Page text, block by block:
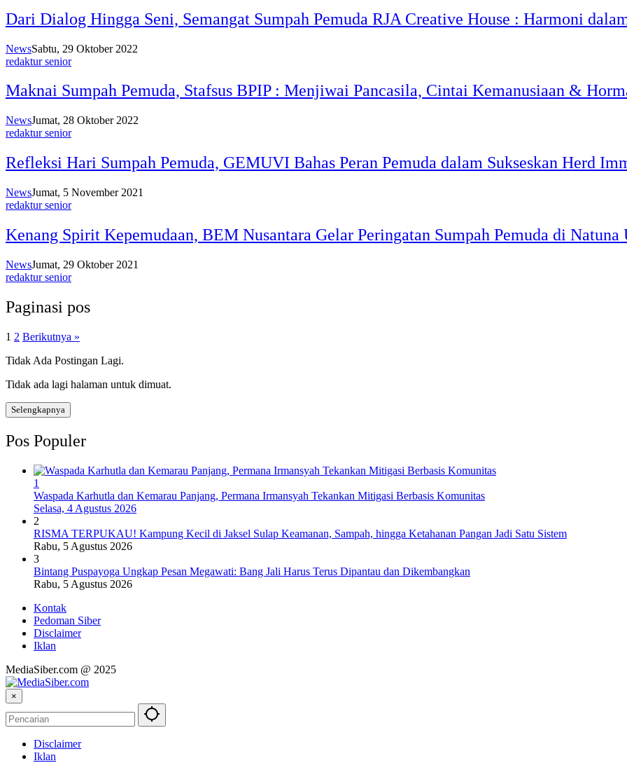
Dari Dialog Hingga Seni, Semangat Sumpah Pemuda RJA Creative House : Harmoni
NewsSabtu, 29 Oktober 2022
redaktur senior
Maknai Sumpah Pemuda, Stafsus BPIP : Menjiwai Pancasila, Cintai Kemanusiaan &
NewsJumat, 28 Oktober 2022
redaktur senior
Refleksi Hari Sumpah Pemuda, GEMUVI Bahas Peran Pemuda dalam Sukseskan Herd
NewsJumat, 5 November 2021
redaktur senior
Kenang Spirit Kepemudaan, BEM Nusantara Gelar Peringatan Sumpah Pemuda di Natuna
NewsJumat, 29 Oktober 2021
redaktur senior
Paginasi pos
1 2 Berikutnya »
Tidak Ada Postingan Lagi.
Tidak ada lagi halaman untuk dimuat.
Selengkapnya
Pos Populer
1
Waspada Karhutla dan Kemarau Panjang, Permana Irmansyah Tekankan Mitigasi Berbasis Komunitas
Selasa, 4 Agustus 2026
2
RISMA TERPUKAU! Kampung Kecil di Jaksel Sulap Keamanan, Sampah, hingga Ketahanan Pangan Jadi Satu Sistem
Rabu, 5 Agustus 2026
3
Bintang Puspayoga Ungkap Pesan Megawati: Bang Jali Harus Terus Dipantau dan Dikembangkan
Rabu, 5 Agustus 2026
Kontak
Pedoman Siber
Disclaimer
Iklan
MediaSiber.com @ 2025
×
Disclaimer
Iklan